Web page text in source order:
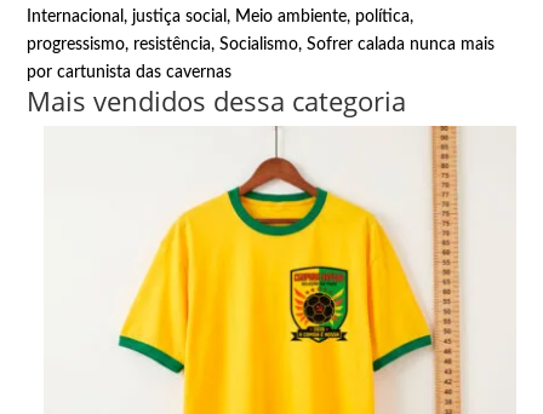
Internacional,justiça social, Meio ambiente, política,
progressismo, resistência,Socialismo,Sofrer calada nunca mais
por cartunista das cavernas
Mais vendidos dessa categoria